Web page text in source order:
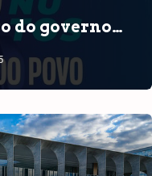
do governo…